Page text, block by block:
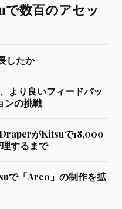
数百のアセッ
したか
より良いフィードバッ
ンの挑戦
がKitsuで18,000
するまで
で「Arco」の制作を拡